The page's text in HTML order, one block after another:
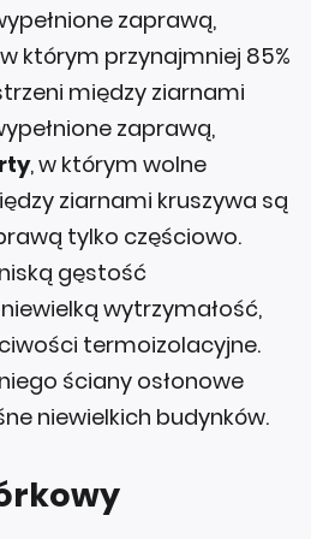
zaprawą,
którym przynajmniej 85%
między ziarnami
zaprawą,
, w którym wolne
ziarnami kruszywa są
tylko częściowo.
gęstość
wytrzymałość,
termoizolacyjne.
ściany osłonowe
niewielkich budynków.